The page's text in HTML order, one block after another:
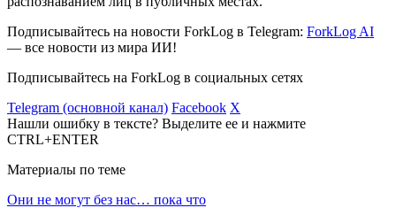
Подписывайтесь на новости ForkLog в Telegram: ForkLog AI
— все новости из мира ИИ!
Подписывайтесь на ForkLog в социальных сетях
Telegram (основной канал) Facebook X
Нашли ошибку в тексте? Выделите ее и нажмите
CTRL+ENTER
Материалы по теме
Они не могут без нас… пока что